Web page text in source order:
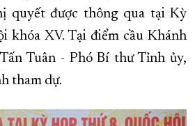
TRỞ THÀNH THÀNH PHỐ TRỰC THUỘC
TRANG CHỦ VỀ BÁO KHÁNH HÒA
quyết được thông qua tại Kỳ
khóa XV. Tại điểm cầu Khánh
Tuân - Phó Bí thư Tỉnh ủy,
tham dự.